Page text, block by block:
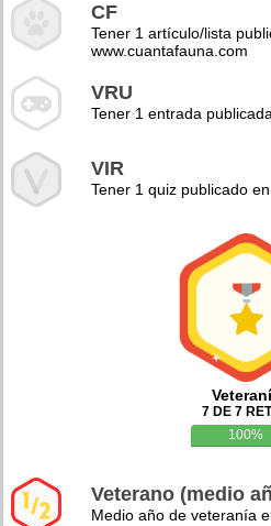
CF
Tener 1 artículo/lista
www.cuantafauna.com
VRU
Tener 1 entrada
VIR
Tener 1 quiz publicado
7 DE 7
100%
Veterano (medio
Medio año de veteranía